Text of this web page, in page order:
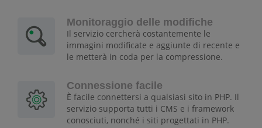
Monitoraggio delle modifiche
Il servizio cercherà costantemente le
immagini modificate e aggiunte di recente e
le metterà in coda per la compressione.
Connessione facile
È facile connettersi a qualsiasi sito in PHP. Il
servizio supporta tutti i CMS e i framework
conosciuti, nonché i siti progettati in PHP.